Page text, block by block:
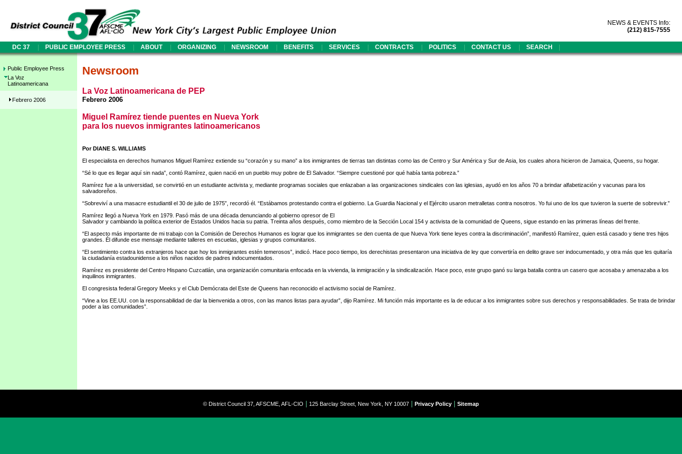
NEWS & EVENTS Info:
(212) 815-7555
DC 37 | PUBLIC EMPLOYEE PRESS | ABOUT | ORGANIZING | NEWSROOM | BENEFITS | SERVICES | CONTRACTS | POLITICS | CONTACT US | SEARCH |
Public Employee Press
La Voz
Latinoamericana
Febrero 2006
Newsroom
La Voz Latinoamericana de PEP
Febrero 2006
Miguel Ramírez tiende puentes en Nueva York
para los nuevos inmigrantes latinoamericanos
Por DIANE S. WILLIAMS
El especialista en derechos humanos Miguel Ramírez extiende su “corazón y su mano” a los inmigrantes de tierras tan distintas como las de Centro y Sur América y Sur de Asia, los cuales ahora hicieron de Jamaica, Queens, su hogar.
“Sé lo que es llegar aquí sin nada”, contó Ramírez, quien nació en un pueblo muy pobre de El Salvador. “Siempre cuestioné por qué había tanta pobreza.”
Ramírez fue a la universidad, se convirtió en un estudiante activista y, mediante programas sociales que enlazaban a las organizaciones sindicales con las iglesias, ayudó en los años 70 a brindar alfabetización y vacunas para los
salvadoreños.
“Sobreviví a una masacre estudiantil el 30 de julio de 1975”, recordó él. “Estábamos protestando contra el gobierno. La Guardia Nacional y el Ejército usaron metralletas contra nosotros. Yo fui uno de los que tuvieron la suerte de sobrevivir.”
Ramírez llegó a Nueva York en 1979. Pasó más de una década denunciando al gobierno opresor de El
Salvador y cambiando la política exterior de Estados Unidos hacia su patria. Treinta años después, como miembro de la Sección Local 154 y activista de la comunidad de Queens, sigue estando en las primeras líneas del frente.
“El aspecto más importante de mi trabajo con la Comisión de Derechos Humanos es lograr que los inmigrantes se den cuenta de que Nueva York tiene leyes contra la discriminación”, manifestó Ramírez, quien está casado y tiene tres hijos
grandes. Él difunde ese mensaje mediante talleres en escuelas, iglesias y grupos comunitarios.
“El sentimiento contra los extranjeros hace que hoy los inmigrantes estén temerosos”, indicó. Hace poco tiempo, los derechistas presentaron una iniciativa de ley que convertiría en delito grave ser indocumentado, y otra más que les quitaría
la ciudadanía estadounidense a los niños nacidos de padres indocumentados.
Ramírez es presidente del Centro Hispano Cuzcatlán, una organización comunitaria enfocada en la vivienda, la inmigración y la sindicalización. Hace poco, este grupo ganó su larga batalla contra un casero que acosaba y amenazaba a los
inquilinos inmigrantes.
El congresista federal Gregory Meeks y el Club Demócrata del Este de Queens han reconocido el activismo social de Ramírez.
“Vine a los EE.UU. con la responsabilidad de dar la bienvenida a otros, con las manos listas para ayudar”, dijo Ramírez. Mi función más importante es la de educar a los inmigrantes sobre sus derechos y responsabilidades. Se trata de brindar
poder a las comunidades”.
© District Council 37, AFSCME, AFL-CIO 125 Barclay Street, New York, NY 10007 Privacy Policy Sitemap